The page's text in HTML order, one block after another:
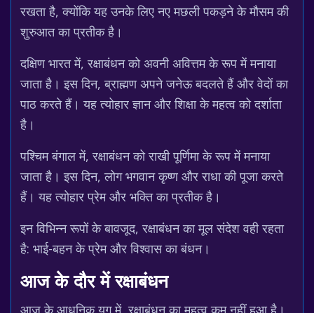
रखता है, क्योंकि यह उनके लिए नए मछली पकड़ने के मौसम की
शुरुआत का प्रतीक है।
दक्षिण भारत में, रक्षाबंधन को अवनी अवित्तम के रूप में मनाया
जाता है। इस दिन, ब्राह्मण अपने जनेऊ बदलते हैं और वेदों का
पाठ करते हैं। यह त्योहार ज्ञान और शिक्षा के महत्व को दर्शाता
है।
पश्चिम बंगाल में, रक्षाबंधन को राखी पूर्णिमा के रूप में मनाया
जाता है। इस दिन, लोग भगवान कृष्ण और राधा की पूजा करते
हैं। यह त्योहार प्रेम और भक्ति का प्रतीक है।
इन विभिन्न रूपों के बावजूद, रक्षाबंधन का मूल संदेश वही रहता
है: भाई-बहन के प्रेम और विश्वास का बंधन।
आज के दौर में रक्षाबंधन
आज के आधुनिक युग में, रक्षाबंधन का महत्व कम नहीं हुआ है।